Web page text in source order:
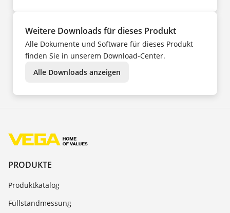
Weitere Downloads für dieses Produkt
Alle Dokumente und Software für dieses Produkt
finden Sie in unserem Download-Center.
Alle Downloads anzeigen
PRODUKTE
Produktkatalog
Füllstandmessung